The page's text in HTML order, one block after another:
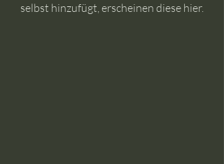
selbst hinzufügt, erscheinen diese hier.